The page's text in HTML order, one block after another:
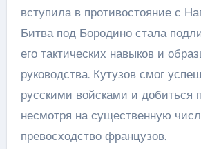
вступила в противостояние с
Битва под Бородино стала
его тактических навыков и
руководства. Кутузов смог
русскими войсками и добиться
несмотря на существенную
превосходство французов.